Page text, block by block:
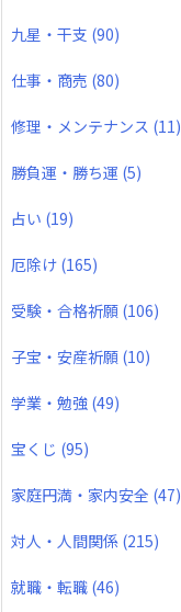
九星・干支 (90)
仕事・商売 (80)
修理・メンテナンス (11)
勝負運・勝ち運 (5)
占い (19)
厄除け (165)
受験・合格祈願 (106)
子宝・安産祈願 (10)
学業・勉強 (49)
宝くじ (95)
家庭円満・家内安全 (47)
対人・人間関係 (215)
就職・転職 (46)